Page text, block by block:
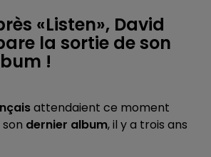
«Listen», David
la sortie de son
!
attendaient ce moment
dernier album, il y a trois ans